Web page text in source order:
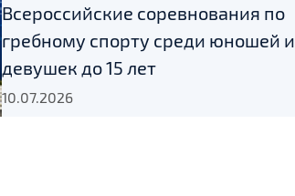
Всероссийские соревнования по
гребному спорту среди юношей и
девушек до 15 лет
10.07.2026